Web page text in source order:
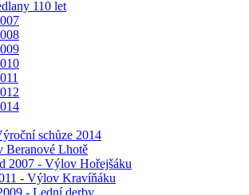
110 let
schůze 2014
Beranové Lhotě
2007 - Výlov Hořejšáku
- Výlov Kravíňáku
- Lední derby